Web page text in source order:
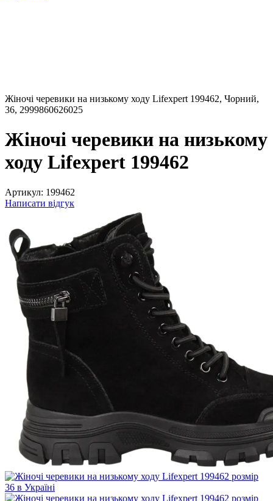
Жіночі черевики на низькому ходу Lifexpert 199462, Чорний,
36, 2999860626025
Жіночі черевики на низькому
ходу Lifexpert 199462
Артикул: 199462
Написати відгук